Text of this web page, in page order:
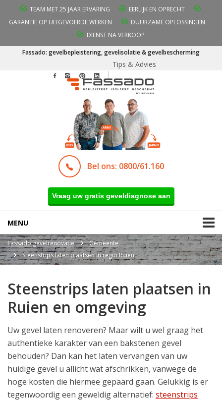
TEAM MET 25 JAAR ERVARING
EERLIJK EN OPRECHT
GARANTIE OP UITGEVOERDE WERKEN
DUURZAME OPLOSSINGEN
DIENST NA VERKOOP
Fassado: gevelbepleistering, gevelisolatie & gevelbescherming
Tips & Advies
Bel ons: 0800/61.160
Vraag uw gratis geveldiagnose aan
MENU
Fassado gevelrenovatie
Gemeente
Steenstrips laten plaatsen in regio Ruien
Steenstrips laten plaatsen in
Ruien en omgeving
Uw gevel laten renoveren? Maar wilt u wel graag het
authentieke karakter van een bakstenen gevel
behouden? Dan kan het laten vervangen van uw
huidige gevel u allicht wat afschrikken, vanwege de
hoge kosten die hiermee gepaard gaan. Gelukkig is er
tegenwoordig een geweldig alternatief: steenstrips